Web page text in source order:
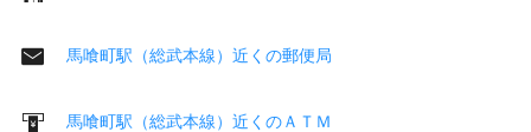
馬喰町駅（総武本線）近くの郵便局
馬喰町駅（総武本線）近くのＡＴＭ